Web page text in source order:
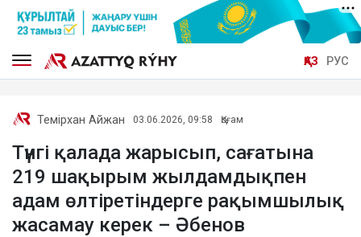
ҚАЗ РУС
Темірхан Айжан 03.06.2026, 09:58 Қоғам
Түнгі қалада жарысып, сағатына
219 шақырым жылдамдықпен
адам өлтіретіндерге рақымшылық
жасамау керек – Әбенов